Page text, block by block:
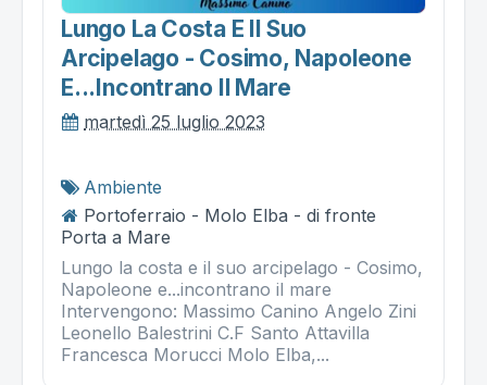
Lungo La Costa E Il Suo
Arcipelago - Cosimo, Napoleone
E...incontrano Il Mare
martedì 25 luglio 2023
Ambiente
Portoferraio - Molo Elba - di fronte
Porta a Mare
Lungo la costa e il suo arcipelago - Cosimo,
Napoleone e...incontrano il mare
Intervengono: Massimo Canino Angelo Zini
Leonello Balestrini C.F Santo Attavilla
Francesca Morucci Molo Elba,...